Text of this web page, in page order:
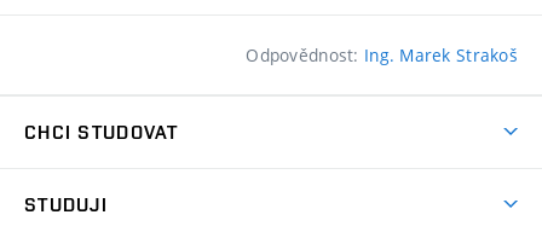
Odpovědnost: Ing. Marek Strakoš
CHCI STUDOVAT
STUDUJI